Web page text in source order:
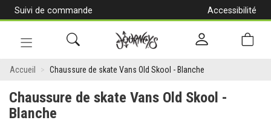
Suivi de commande
Accessibilité
en
Chaussure
de
skate
Accueil Chaussure de skate Vans Old Skool - Blanche
Chaussure de skate Vans Old Skool -
Blanche